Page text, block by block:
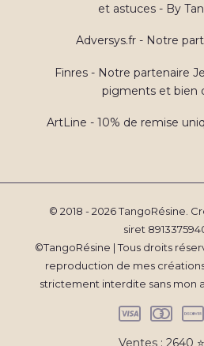
et astuces - By
Adversys.fr - Notre
Finres - Notre partenaire
pigments et bien
ArtLine - 10% de remise
© 2018 - 2026 TangoRésine.
siret
©TangoRésine | Tous droits
reproduction de mes
strictement interdite sans mon
Ventes : 2640